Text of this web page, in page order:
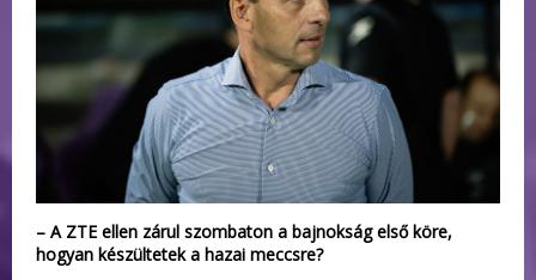
– A ZTE ellen zárul szombaton a bajnokság első köre,
hogyan készültetek a hazai meccsre?